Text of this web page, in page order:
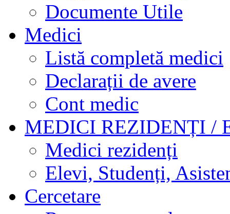
Documente Utile
Medici
Listă completă medici
Declarații de avere
Cont medic
MEDICI REZIDENȚI /
Medici rezidenți
Elevi, Studenți,
Cercetare